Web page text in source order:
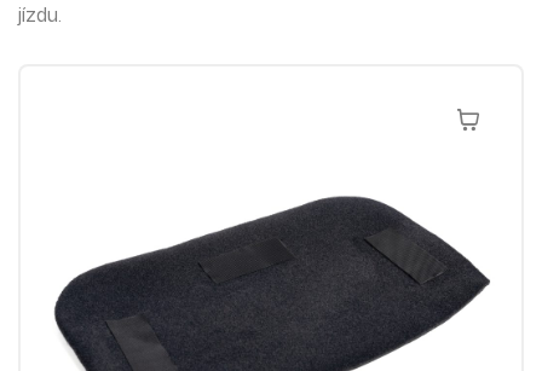
jízdu.
Přidat Do